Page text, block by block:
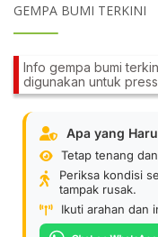
GEMPA BUMI TERKINI
Info gempa bumi
digunakan untuk